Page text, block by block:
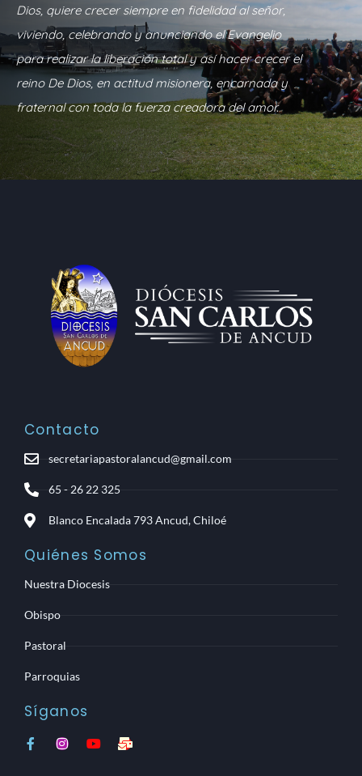
Dios, quiere crecer siempre en fidelidad al señor,
viviendo, celebrando y anunciando el Evangelio
para realizar la liberación total y así hacer crecer el
reino De Dios, en actitud misionera, encarnada y
fraternal con toda la fuerza creadora del amor.
Contacto
secretariapastoralancud@gmail.com
65 - 26 22 325
Blanco Encalada 793 Ancud, Chiloé
Quiénes Somos
Nuestra Diocesis
Obispo
Pastoral
Parroquias
Síganos
F
a
I
n
Y
M
a